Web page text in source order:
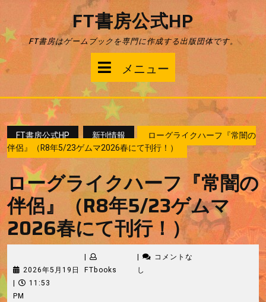
テ
ン
ツ
へ
FT書房公式HP
FT書房はゲームブックを専門に作成する出版団体です。
メニュー
ニ
ュ
ー
FT書房公式HP 新刊情報
ローグライクハーフ『常闇の
伴侶』（R8年5/23ゲムマ2026春にて刊行！）
ローグライクハーフ『常闇の
伴侶』（R8年5/23ゲムマ
2026春にて刊行！）
2026年5月19日
2026
|
FTbooks FTbooks
|
コメントな
し
|
11:53
PM